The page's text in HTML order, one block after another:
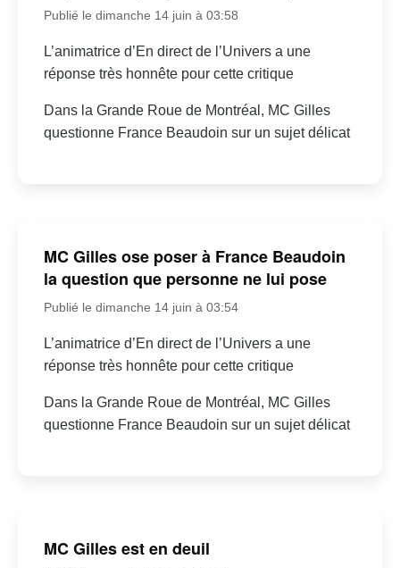
Publié le dimanche 14 juin à 03:58
L’animatrice d’En direct de l’Univers a une
réponse très honnête pour cette critique
Dans la Grande Roue de Montréal, MC Gilles
questionne France Beaudoin sur un sujet délicat
MC Gilles ose poser à France Beaudoin
la question que personne ne lui pose
Publié le dimanche 14 juin à 03:54
L’animatrice d’En direct de l’Univers a une
réponse très honnête pour cette critique
Dans la Grande Roue de Montréal, MC Gilles
questionne France Beaudoin sur un sujet délicat
MC Gilles est en deuil